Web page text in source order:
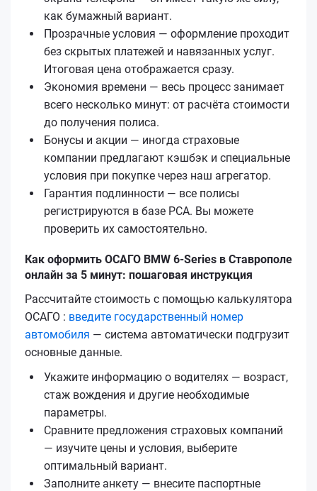
как бумажный вариант.
Прозрачные условия — оформление проходит
без скрытых платежей и навязанных услуг.
Итоговая цена отображается сразу.
Экономия времени — весь процесс занимает
всего несколько минут: от расчёта стоимости
до получения полиса.
Бонусы и акции — иногда страховые
компании предлагают кэшбэк и специальные
условия при покупке через наш агрегатор.
Гарантия подлинности — все полисы
регистрируются в базе РСА. Вы можете
проверить их самостоятельно.
Как оформить ОСАГО BMW 6-Series в Ставрополе
онлайн за 5 минут: пошаговая инструкция
Рассчитайте стоимость с помощью калькулятора
ОСАГО : введите государственный номер
автомобиля — система автоматически подгрузит
основные данные.
Укажите информацию о водителях — возраст,
стаж вождения и другие необходимые
параметры.
Сравните предложения страховых компаний
— изучите цены и условия, выберите
оптимальный вариант.
Заполните анкету — внесите паспортные